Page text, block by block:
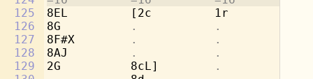
125
126
127
128
129
8EL         [2c         1r
8G
.           .
8F#X
.           .
8AJ
.           .           .
2G          8cL]
.